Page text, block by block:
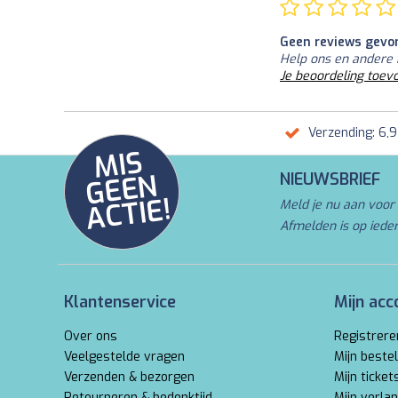
Geen reviews
Help ons en
Je beoordeling
Verzending:
MI
S
G
E
E
N
A
C
TI
E!
NIEUWSBRIEF
Meld je nu aan
Afmelden is op
Klantenservice
Over ons
Veelgestelde vragen
Verzenden & bezorgen
Mijn
Mijn
Mijn